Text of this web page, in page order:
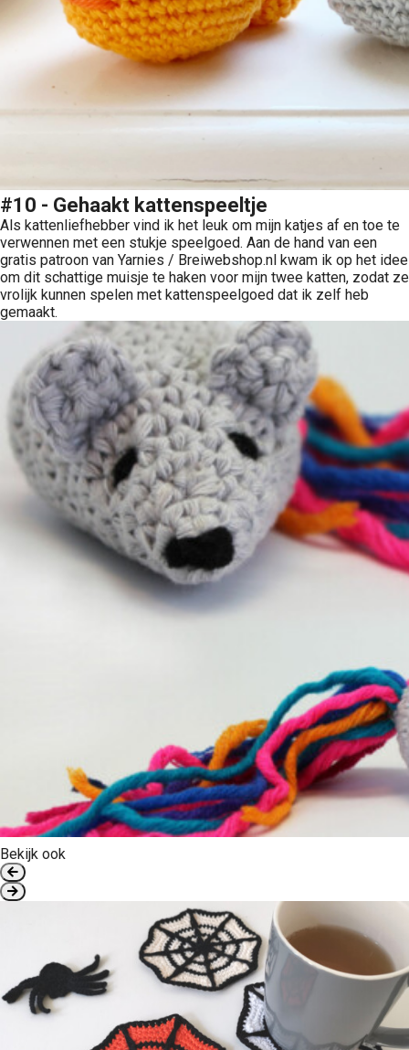
#10 - Gehaakt kattenspeeltje
Als kattenliefhebber vind ik het leuk om mijn katjes af en toe te
verwennen met een stukje speelgoed. Aan de hand van een
gratis patroon van Yarnies / Breiwebshop.nl kwam ik op het idee
om dit schattige muisje te haken voor mijn twee katten, zodat ze
vrolijk kunnen spelen met kattenspeelgoed dat ik zelf heb
gemaakt.
Bekijk ook